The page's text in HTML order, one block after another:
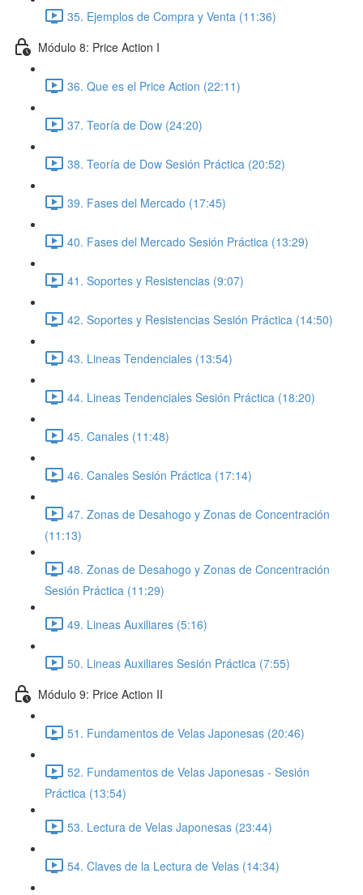
35. Ejemplos de Compra y Venta (11:36)
Módulo 8: Price Action I
36. Que es el Price Action (22:11)
37. Teoría de Dow (24:20)
38. Teoría de Dow Sesión Práctica (20:52)
39. Fases del Mercado (17:45)
40. Fases del Mercado Sesión Práctica (13:29)
41. Soportes y Resistencias (9:07)
42. Soportes y Resistencias Sesión Práctica (14:50)
43. Lineas Tendenciales (13:54)
44. Lineas Tendenciales Sesión Práctica (18:20)
45. Canales (11:48)
46. Canales Sesión Práctica (17:14)
47. Zonas de Desahogo y Zonas de Concentración
(11:13)
48. Zonas de Desahogo y Zonas de Concentración
Sesión Práctica (11:29)
49. Lineas Auxiliares (5:16)
50. Lineas Auxiliares Sesión Práctica (7:55)
Módulo 9: Price Action II
51. Fundamentos de Velas Japonesas (20:46)
52. Fundamentos de Velas Japonesas - Sesión
Práctica (13:54)
53. Lectura de Velas Japonesas (23:44)
54. Claves de la Lectura de Velas (14:34)